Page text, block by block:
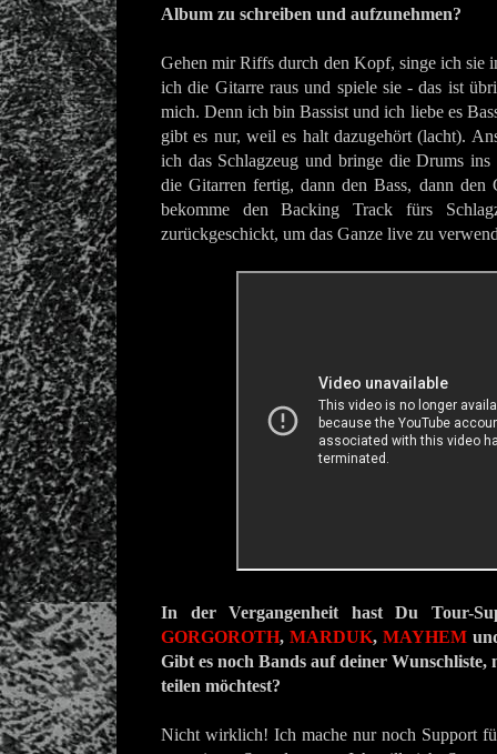
Album zu schreiben und aufzunehmen?
Gehen mir Riffs durch den Kopf, singe ich sie
ich die Gitarre raus und spiele sie - das ist
mich. Denn ich bin Bassist und ich liebe es
gibt es nur, weil es halt dazugehört (lacht).
ich das Schlagzeug und bringe die Drums
die Gitarren fertig, dann den Bass, dann den
bekomme den Backing Track fürs
zurückgeschickt, um das Ganze live zu
In der Vergangenheit hast Du Tour-
GORGOROTH, MARDUK, MAYHEM
Gibt es noch Bands auf deiner Wunschliste,
teilen möchtest?
Nicht wirklich! Ich mache nur noch Support